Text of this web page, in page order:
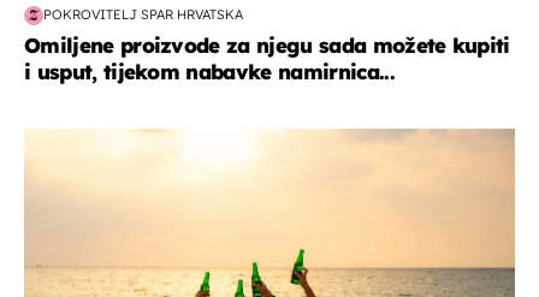
POKROVITELJ SPAR HRVATSKA
Omiljene proizvode za njegu sada možete kupiti
i usput, tijekom nabavke namirnica...